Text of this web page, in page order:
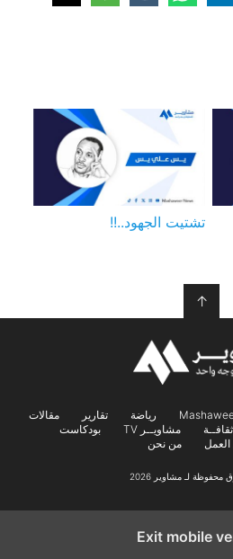
تشتيت الجهود..!!
↑
رياضة تقارير
مقالات
ثقافــة مشاويــر TV
بودكاست
من نحن
لـ مشاوير 2026
Exit mobile